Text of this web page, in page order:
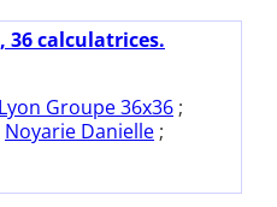
36 calculatrices.
Groupe 36x36 ;
Noyarie Danielle ;